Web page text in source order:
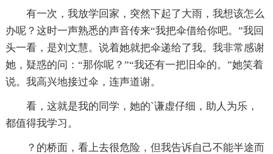
有一次，我放学回家，突然下起了大雨，我想该怎么
办呢？这时一声熟悉的声音传来“我把伞借给你吧。”我回
头一看，是刘文慧。说着她就把伞递给了我。我非常感谢
她，疑惑的问：“那你呢？”“我还有一把旧伞的。”她笑着
说。我高兴地接过伞，连声道谢。
看，这就是我的同学，她的`谦虚仔细，助人为乐，
都值得我学习。
？的桥面，看上去很危险，但我告诉自己不能半途而